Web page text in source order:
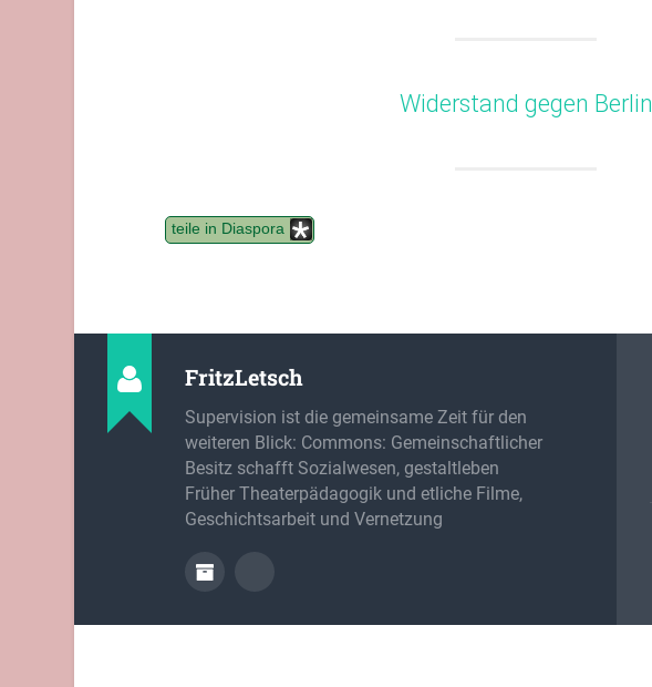
Widerstand gegen Berlin
teile in Diaspora
FritzLetsch
Supervision ist die gemeinsame Zeit für den
weiteren Blick: Commons: Gemeinschaftlicher
Besitz schafft Sozialwesen, gestaltleben
Früher Theaterpädagogik und etliche Filme,
Geschichtsarbeit und Vernetzung